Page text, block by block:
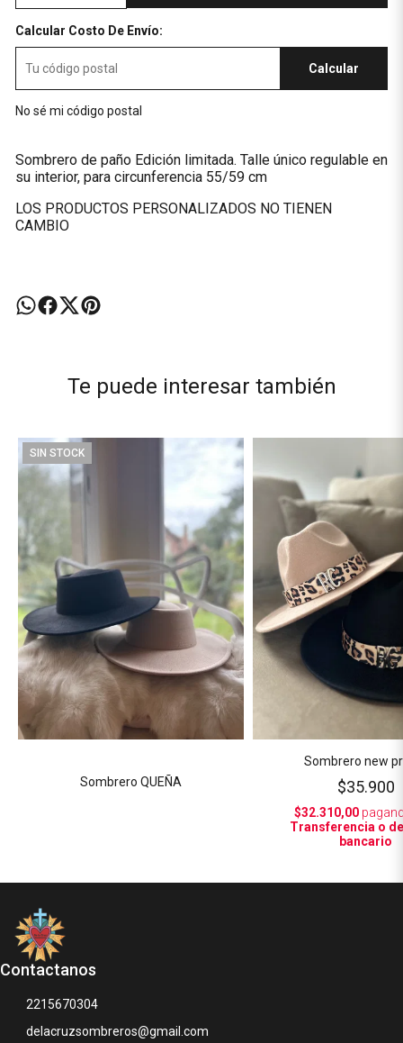
Calcular Costo De Envío:
Calcular
No sé mi código postal
Sombrero de paño Edición limitada. Talle único regulable en
su interior, para circunferencia 55/59 cm
LOS PRODUCTOS PERSONALIZADOS NO TIENEN
CAMBIO
Te puede interesar también
SIN STOCK
Sombrero QUEÑA
Sombrero new
$35.900
$32.310,00
Transferencia o
bancario
Contactanos
2215670304
delacruzsombreros@gmail.com